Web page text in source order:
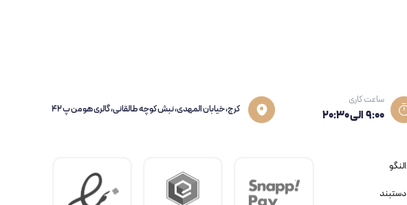
ساعت کاری
۹:۰۰ الی 20:30 کرج، خیابان المهدی، نبش کوچه طالقانی، گالری هومن پ 42
النگو
دستبند